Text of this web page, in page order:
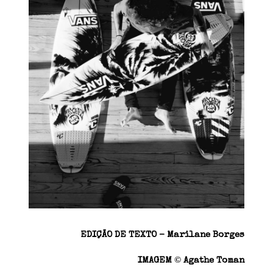
EDIÇÃO DE TEXTO – Marilane Borges
IMAGEM ©Agathe Toman